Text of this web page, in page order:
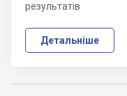
результатів
Детальніше